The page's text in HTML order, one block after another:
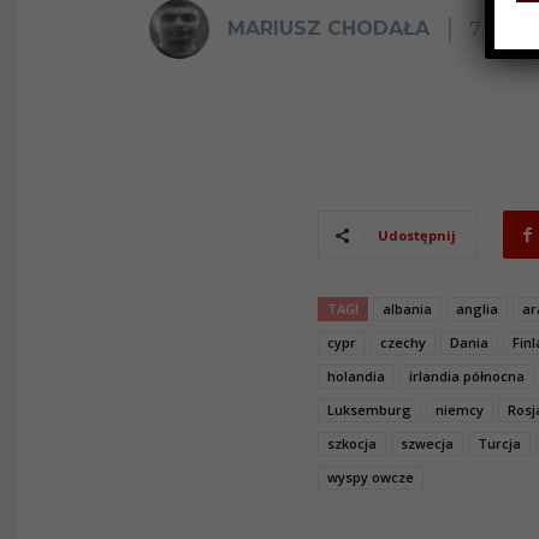
MARIUSZ CHODAŁA 7
Udostępnij
TAGI albania anglia
cypr
czechy Dania
holandia
irlandia północna
Luksemburg
niemcy
szkocja
szwecja
Turcja
wyspy owcze